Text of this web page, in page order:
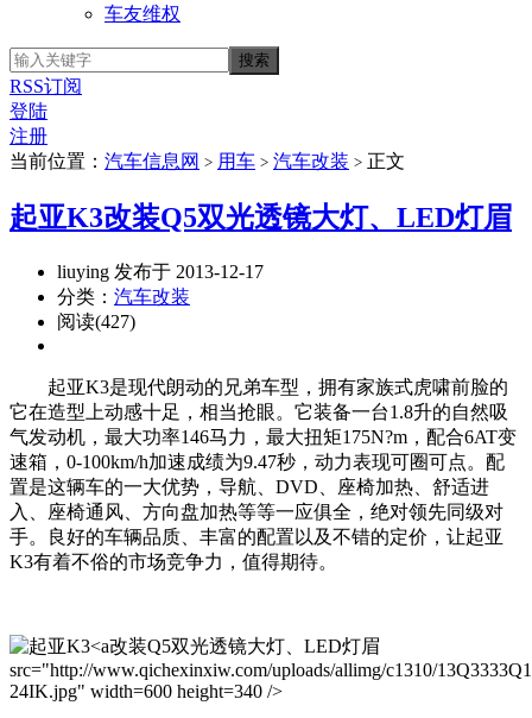
车友维权
RSS订阅
登陆
注册
当前位置： 汽车信息网 > 用车 > 汽车改装 > 正文
起亚K3改装Q5双光透镜大灯、LED灯眉
liuying 发布于 2013-12-17
分类： 汽车改装
阅读(427)
起亚K3是现代朗动的兄弟车型，拥有家族式虎啸前脸的
它在造型上动感十足，相当抢眼。它装备一台1.8升的自然吸
气发动机，最大功率146马力，最大扭矩175N?m，配合6AT变
速箱，0-100km/h加速成绩为9.47秒，动力表现可圈可点。配
置是这辆车的一大优势，导航、DVD、座椅加热、舒适进
入、座椅通风、方向盘加热等等一应俱全，绝对领先同级对
手。良好的车辆品质、丰富的配置以及不错的定价，让起亚
K3有着不俗的市场竞争力，值得期待。
改装Q5双光透镜大灯、LED灯眉
src="http://www.qichexinxiw.com/uploads/allimg/c1310/
24IK.jpg" width=600 height=340 />